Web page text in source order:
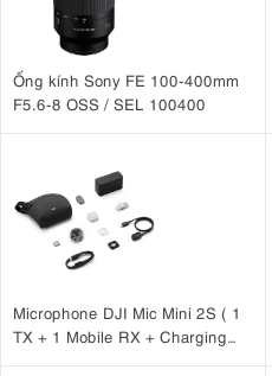
Ống kính Sony FE 100-400mm
F5.6-8 OSS / SEL 100400
Microphone DJI Mic Mini 2S ( 1
TX + 1 Mobile RX + Charging